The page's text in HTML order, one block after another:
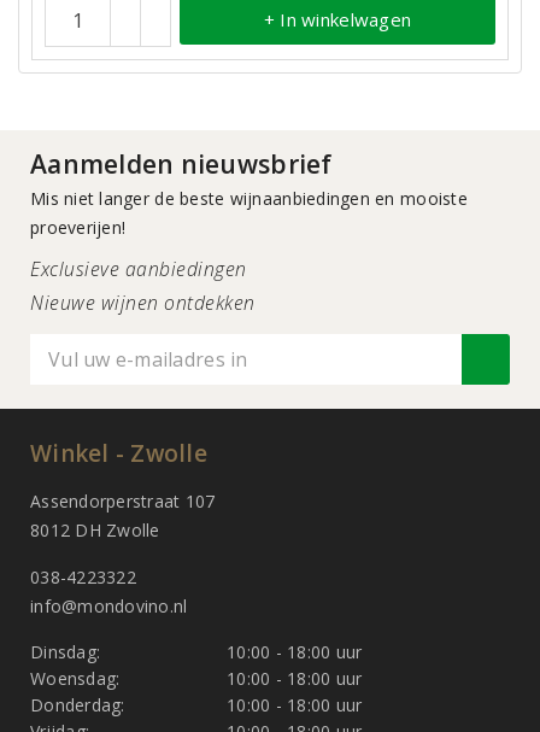
+ In winkelwagen
Aanmelden nieuwsbrief
Mis niet langer de beste wijnaanbiedingen en mooiste
proeverijen!
Exclusieve aanbiedingen
Nieuwe wijnen ontdekken
Winkel - Zwolle
Assendorperstraat 107
8012 DH Zwolle
038-4223322
info@mondovino.nl
Dinsdag:
10:00 - 18:00 uur
Woensdag:
10:00 - 18:00 uur
Donderdag:
10:00 - 18:00 uur